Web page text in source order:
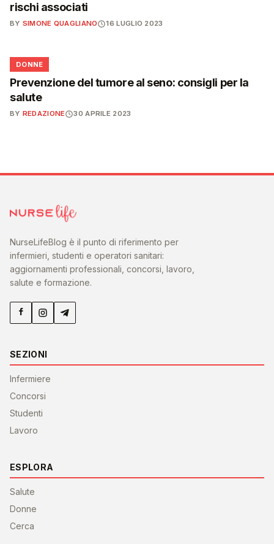
rischi associati
BY SIMONE QUAGLIANO 16 LUGLIO 2023
🌸
DONNE
Prevenzione del tumore al seno: consigli per la
salute
BY REDAZIONE 30 APRILE 2023
NurseLifeBlog è il punto di riferimento per
infermieri, studenti e operatori sanitari:
aggiornamenti professionali, concorsi, lavoro,
salute e formazione.
SEZIONI
Infermiere
Concorsi
Studenti
Lavoro
ESPLORA
Salute
Donne
Cerca